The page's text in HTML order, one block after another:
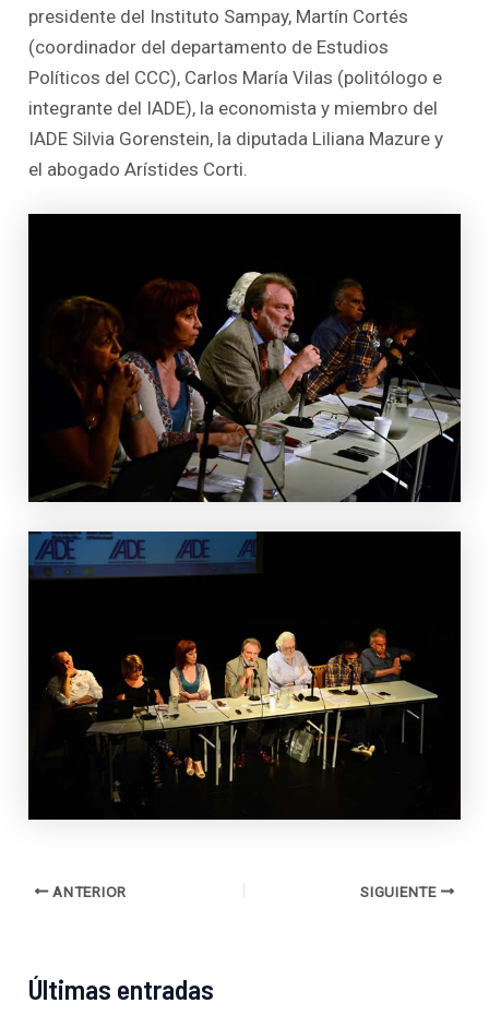
presidente del Instituto Sampay, Martín Cortés
(coordinador del departamento de Estudios
Políticos del CCC), Carlos María Vilas (politólogo e
integrante del IADE), la economista y miembro del
IADE Silvia Gorenstein, la diputada Liliana Mazure y
el abogado Arístides Corti.
ANTERIOR SIGUIENTE
Últimas entradas